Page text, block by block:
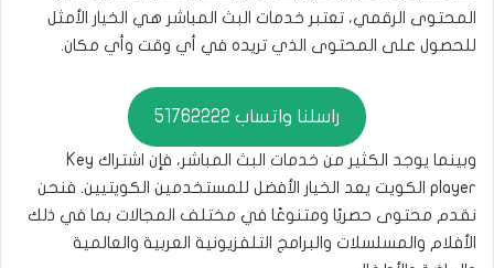
المحتوى الرقمي، تعتبر خدمات البث المباشر هي الخيار الأمثل
للحصول على المحتوى الذي تريده في أي وقت وأي مكان.
راسلنا واتساب 51762222
وبينما يوجد الكثير من خدمات البث المباشر، فإن اشتراك Key
player الكويت يعد الخيار الأفضل للمستخدمين الكويتيين. فنحن
نقدم محتوى حصريًا ومتنوعًا في مختلف المجالات بما في ذلك
الأفلام والمسلسلات والبرامج التلفزيونية العربية والعالمية